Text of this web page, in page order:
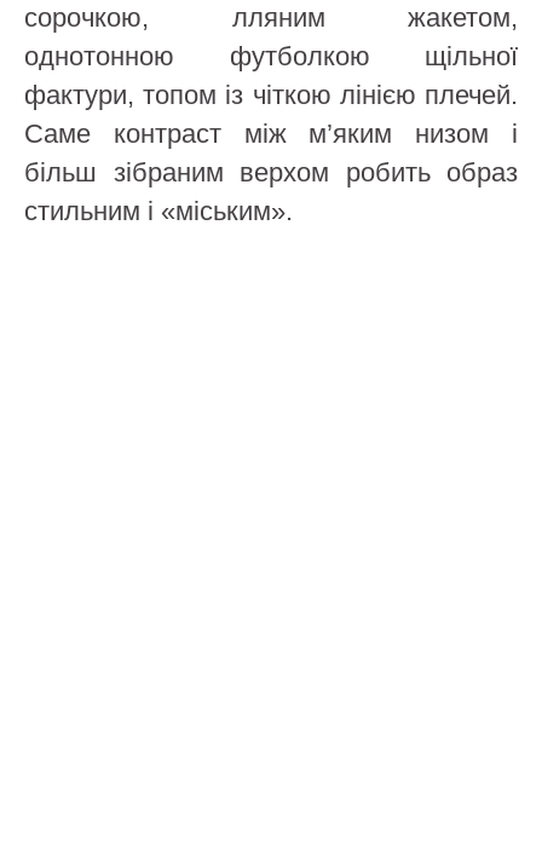
сорочкою, лляним жакетом,
однотонною футболкою щільної
фактури, топом із чіткою лінією плечей.
Саме контраст між м’яким низом і
більш зібраним верхом робить образ
стильним і «міським».